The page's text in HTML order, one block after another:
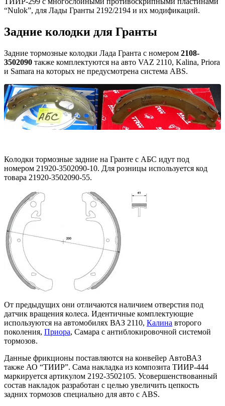
“Nulok”, для Лады Гранты 2192/2194 и их модификаций.
Задние колодки для Гранты
Задние тормозные колодки Лада Гранта с номером 2108-
3502090 также комплектуются на авто VAZ 2110, Kalina, Priora
и Samara на которых не предусмотрена система ABS.
Колодки тормозные задние на Гранте с АБС идут под
номером 21920-3502090-10. Для розницы используется код
товара 21920-3502090-55.
От предыдущих они отличаются наличием отверстия под
датчик вращения колеса. Идентичные комплектующие
используются на автомобилях ВАЗ 2110, Калина второго
поколения, Приора, Самара с антиблокировочной системой
тормозов.
Данные фрикционы поставляются на конвейер АвтоВАЗ
также АО “ТИИР”. Сама накладка из композита ТИИР-444
маркируется артикулом 2192-3502105. Усовершенствованный
состав накладок разработан с целью увеличить цепкость
задних тормозов специально для авто с ABS.